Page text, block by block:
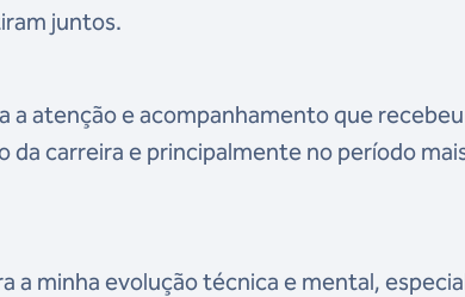
juntos.
a atenção e acompanhamento que
da carreira e principalmente no período
a minha evolução técnica e mental,